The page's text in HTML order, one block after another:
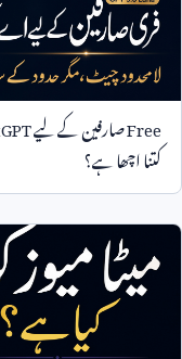
Freeصارفین کے لیے
کتنا اچھا ہے؟